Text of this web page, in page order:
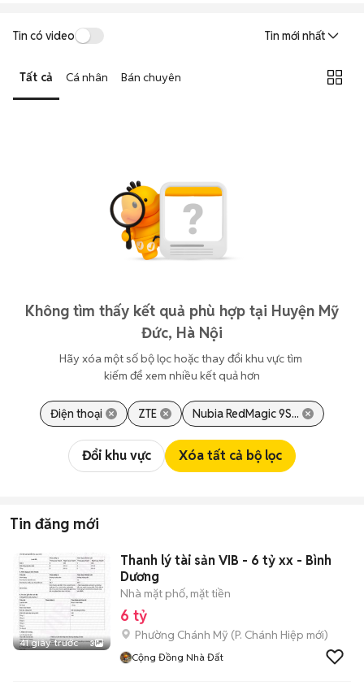
Tin có video Tin mới nhất
Tất cả Cá nhân Bán chuyên
Không tìm thấy kết quả phù hợp tại Huyện Mỹ
Đức, Hà Nội
Hãy xóa một số bộ lọc hoặc thay đổi khu vực tìm
kiếm để xem nhiều kết quả hơn
Điện thoại ZTE Nubia RedMagic 9S...
Đổi khu vực Xóa tất cả bộ lọc
Tin đăng mới
41 giây trước 3
Thanh lý tài sản VIB - 6 tỷ xx - Bình
Dương
Nhà mặt phố, mặt tiền
6 tỷ
Phường Chánh Mỹ (P. Chánh Hiệp mới)
Cộng Đồng Nhà Đất